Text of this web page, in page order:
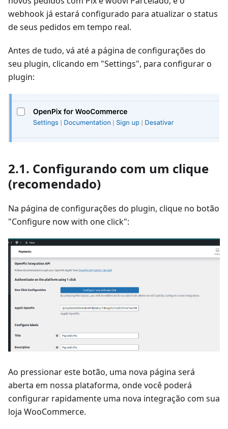
webhook já estará configurado para atualizar o status
de seus pedidos em tempo real.
Antes de tudo, vá até a página de configurações do
seu plugin, clicando em "Settings", para configurar o
plugin:
2.1. Configurando com um clique
(recomendado)
Na página de configurações do plugin, clique no botão
"Configure now with one click":
Ao pressionar este botão, uma nova página será
aberta em nossa plataforma, onde você poderá
configurar rapidamente uma nova integração com sua
loja WooCommerce.